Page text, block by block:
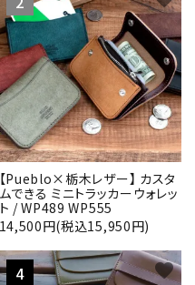
【Pueblo×栃木レザー】 カスタ
ムできる ミニトラッカーウォレッ
ト / WP489 WP555
14,500円(税込15,950円)
favorite